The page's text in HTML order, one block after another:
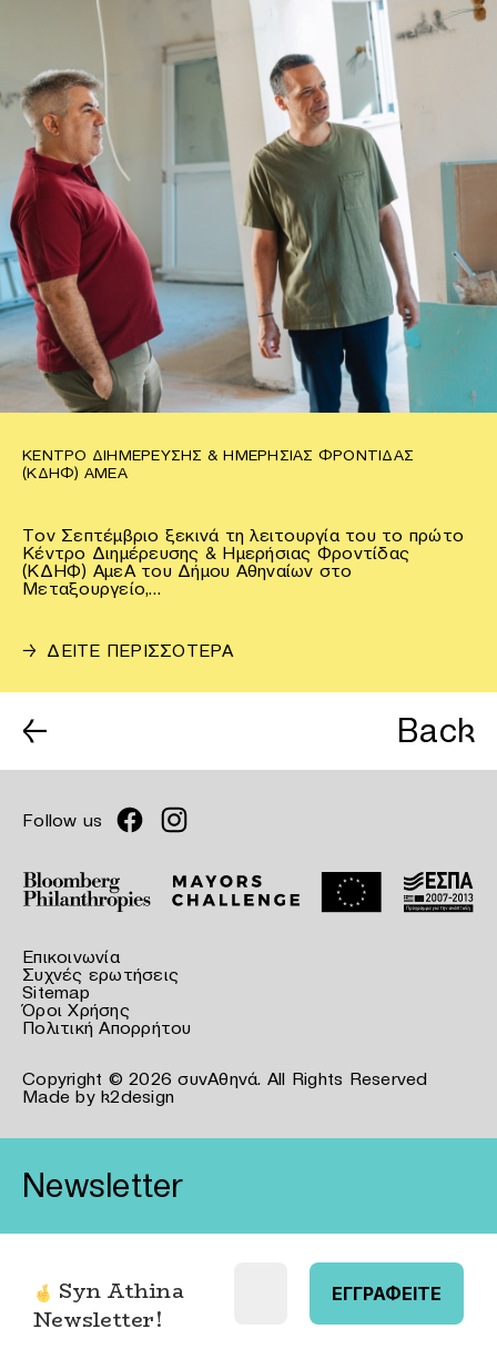
ΚΈΝΤΡΟ ΔΙΗΜΈΡΕΥΣΗΣ & ΗΜΕΡΉΣΙΑΣ ΦΡΟΝΤΊΔΑΣ
(ΚΔΗΦ) ΑΜΕΑ
Τον Σεπτέμβριο ξεκινά τη λειτουργία του το πρώτο
Κέντρο Διημέρευσης & Ημερήσιας Φροντίδας
(ΚΔΗΦ) ΑμεΑ του Δήμου Αθηναίων στο
Μεταξουργείο,…
→ ΔΕΙΤΕ ΠΕΡΙΣΣΟΤΕΡΑ
← Back
Follow us
Επικοινωνία
Συχνές ερωτήσεις
Sitemap
Όροι Χρήσης
Πολιτική Απορρήτου
Copyright © 2026 συνΑθηνά. All Rights Reserved
Made by k2design
Newsletter
Syn Athina
Newsletter!